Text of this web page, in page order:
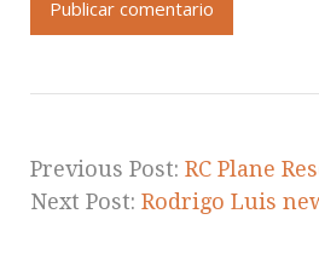
Previous Post: RC Plane
Next Post: Rodrigo Luis